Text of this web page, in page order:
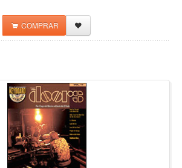
COMPRAR